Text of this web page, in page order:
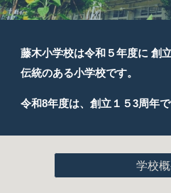
藤木小学校は令和５年度に 創
伝統のある小学校です。
令和8年度は、創立１５3周年で
学校